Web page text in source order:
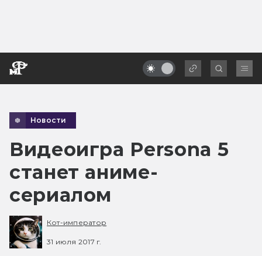
Новости
Видеоигра Persona 5
станет аниме-
сериалом
Кот-император
31 июля 2017 г.